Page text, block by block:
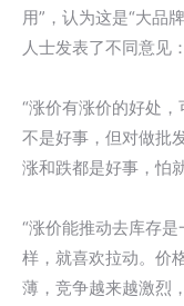
用”，认为这是“大品
人士发表了不同意见：
“涨价有涨价的好处
不是好事，但对做批
涨和跌都是好事，怕
“涨价能推动去库存
样，就喜欢拉动。价
薄，竞争越来越激烈